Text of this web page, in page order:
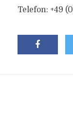
Telefon: +49